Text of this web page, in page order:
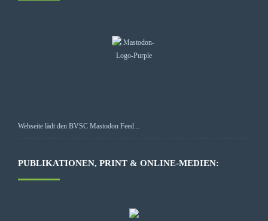
Webseite lädt den BVSC Mastodon Feed...
PUBLIKATIONEN, PRINT & ONLINE-MEDIEN: